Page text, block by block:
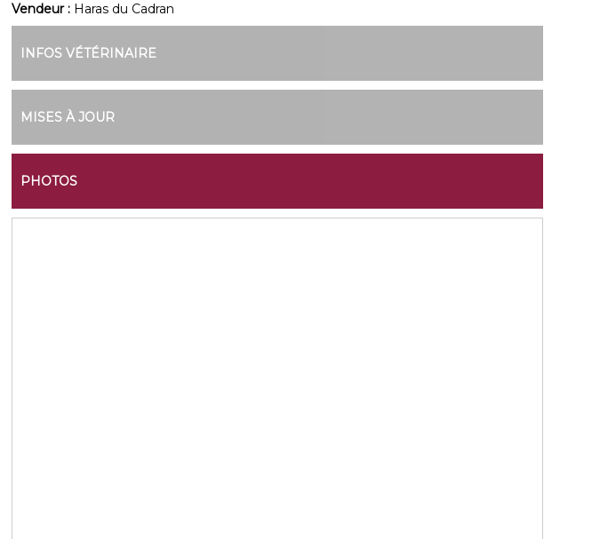
Vendeur : Haras du Cadran
INFOS VÉTÉRINAIRE
MISES À JOUR
PHOTOS